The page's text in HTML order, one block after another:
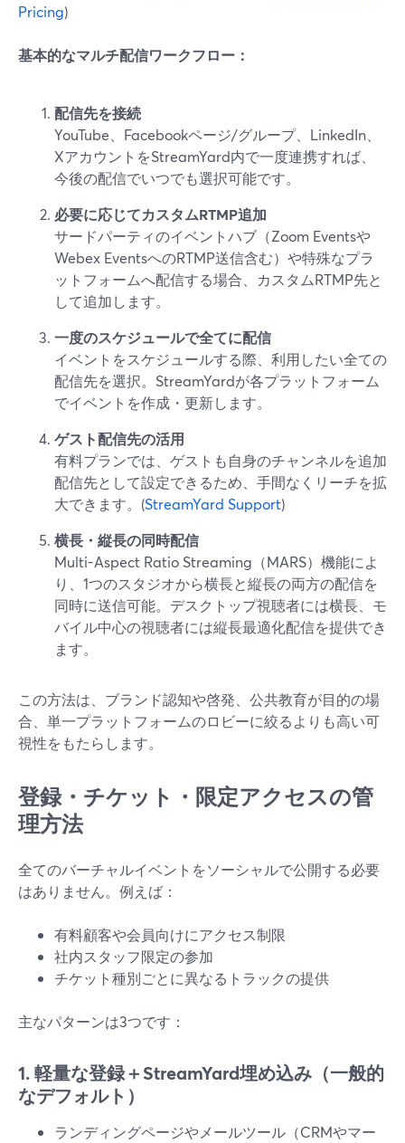
Pricing)
基本的なマルチ配信ワークフロー：
配信先を接続
YouTube、Facebookページ/グループ、LinkedIn、
XアカウントをStreamYard内で一度連携すれば、
今後の配信でいつでも選択可能です。
必要に応じてカスタムRTMP追加
サードパーティのイベントハブ（Zoom Eventsや
Webex EventsへのRTMP送信含む）や特殊なプラ
ットフォームへ配信する場合、カスタムRTMP先と
して追加します。
一度のスケジュールで全てに配信
イベントをスケジュールする際、利用したい全ての
配信先を選択。StreamYardが各プラットフォーム
でイベントを作成・更新します。
ゲスト配信先の活用
有料プランでは、ゲストも自身のチャンネルを追加
配信先として設定できるため、手間なくリーチを拡
大できます。(StreamYard Support)
横長・縦長の同時配信
Multi-Aspect Ratio Streaming（MARS）機能によ
り、1つのスタジオから横長と縦長の両方の配信を
同時に送信可能。デスクトップ視聴者には横長、モ
バイル中心の視聴者には縦長最適化配信を提供でき
ます。
この方法は、ブランド認知や啓発、公共教育が目的の場
合、単一プラットフォームのロビーに絞るよりも高い可
視性をもたらします。
登録・チケット・限定アクセスの管
理方法
全てのバーチャルイベントをソーシャルで公開する必要
はありません。例えば：
有料顧客や会員向けにアクセス制限
社内スタッフ限定の参加
チケット種別ごとに異なるトラックの提供
主なパターンは3つです：
1. 軽量な登録＋StreamYard埋め込み（一般的
なデフォルト）
ランディングページやメールツール（CRMやマー